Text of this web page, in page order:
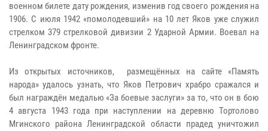
военном билете дату рождения, изменив год своего рождения на
1906. С июля 1942 «помолодевший» на 10 лет Яков уже служил
стрелком 379 стрелковой дивизии 2 Ударной Армии. Воевал на
Ленинградском фронте.
Из открытых источников, размещённых на сайте «Память
народа» удалось узнать, что Яков Петрович храбро сражался и
был награждён медалью «За боевые заслуги» за то, что он в бою
4 августа 1943 года при наступлении на деревню Тортолово
Мгинского района Ленинградской области прадед уничтожил